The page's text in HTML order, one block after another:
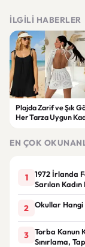
İLGILI HABERLER
Plajda Zarif ve Şık
Her Tarza Uygun
EN ÇOK
1
1972 İrlanda
Sarılan
2 Okullar Hangi
3
Torba Kanun
Sınırlama,